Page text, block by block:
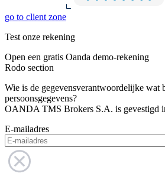
go to client zone
Test onze rekening
Open een gratis Oanda demo-rekening
Rodo section
Wie is de gegevensverantwoordelijke wat
persoonsgegevens?
OANDA TMS Brokers S.A. is gevestigd
E-mailadres